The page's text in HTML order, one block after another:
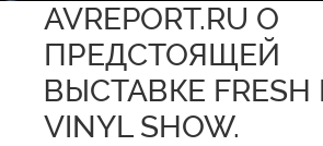
AVREPORT.RU О
ПРЕДСТОЯЩЕЙ
ВЫСТАВКЕ FRESH
VINYL SHOW.